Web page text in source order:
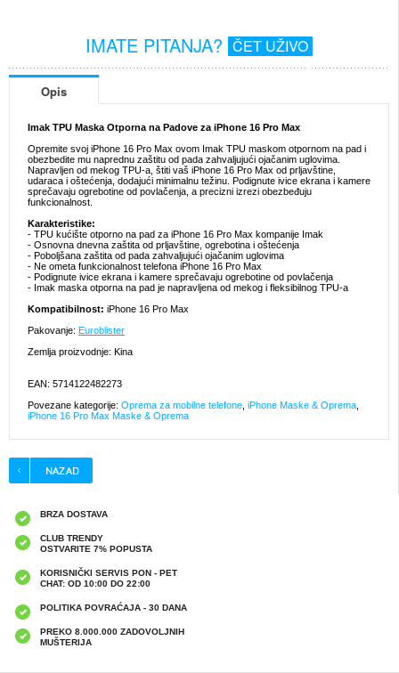
IMATE PITANJA? ČET UŽIVO
Opis
Imak TPU Maska Otporna na Padove za iPhone 16 Pro Max
Opremite svoj iPhone 16 Pro Max ovom Imak TPU maskom otpornom na pad i
obezbedite mu naprednu zaštitu od pada zahvaljujući ojačanim uglovima.
Napravljen od mekog TPU-a, štiti vaš iPhone 16 Pro Max od prljavštine,
udaraca i oštećenja, dodajući minimalnu težinu. Podignute ivice ekrana i kamere
sprečavaju ogrebotine od povlačenja, a precizni izrezi obezbeđuju
funkcionalnost.
Karakteristike:
- TPU kućište otporno na pad za iPhone 16 Pro Max kompanije Imak
- Osnovna dnevna zaštita od prljavštine, ogrebotina i oštećenja
- Poboljšana zaštita od pada zahvaljujući ojačanim uglovima
- Ne ometa funkcionalnost telefona iPhone 16 Pro Max
- Podignute ivice ekrana i kamere sprečavaju ogrebotine od povlačenja
- Imak maska otporna na pad je napravljena od mekog i fleksibilnog TPU-a
Kompatibilnost: iPhone 16 Pro Max
Pakovanje: Euroblister
Zemlja proizvodnje: Kina
EAN: 5714122482273
Povezane kategorije: Oprema za mobilne telefone iPhone Maske & Oprema
iPhone 16 Pro Max Maske & Oprema
BRZA DOSTAVA
CLUB TRENDY
OSTVARITE 7% POPUSTA
KORISNIČKI SERVIS PON - PET
CHAT: OD 10:00 DO 22:00
POLITIKA POVRAĆAJA - 30 DANA
PREKO 8.000.000 ZADOVOLJNIH
MUŠTERIJA